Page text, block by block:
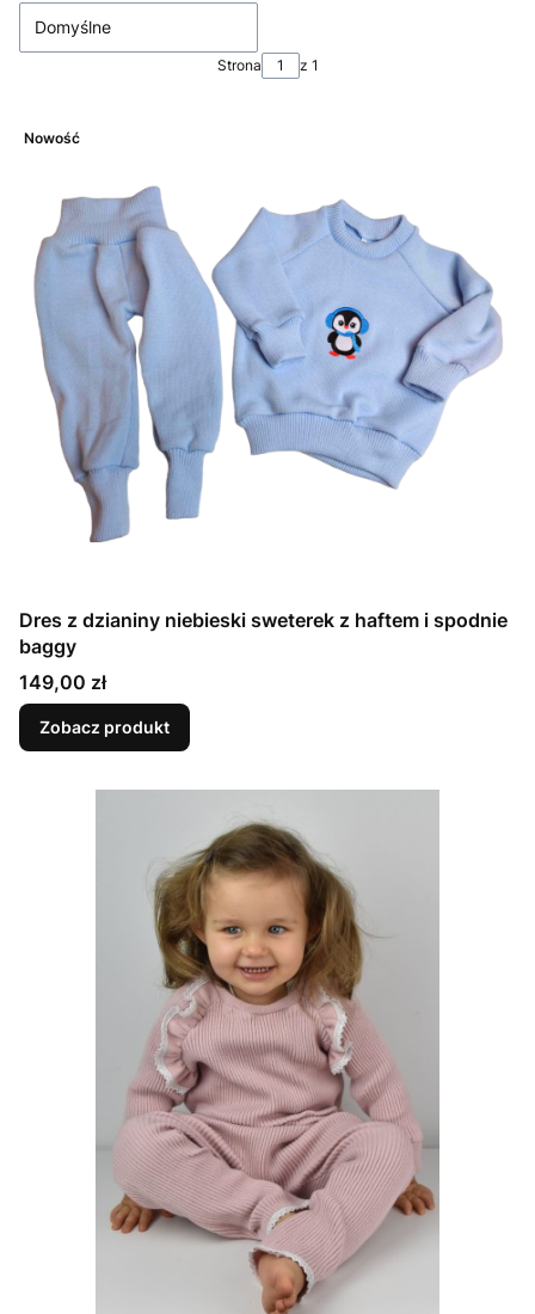
Domyślne
Strona z 1
Nowość
Dres z dzianiny niebieski sweterek z haftem i spodnie
baggy
Cena
149,00 zł
Zobacz produkt